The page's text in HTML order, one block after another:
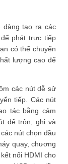
dàng tạo ra các
phát trực tiếp
có thể chuyển
lượng cao để
các nút dễ sử
tiếp. Các nút
tác bằng cảm
để trộn, ghi và
nút chọn đầu
quay, chương
nối HDMI cho